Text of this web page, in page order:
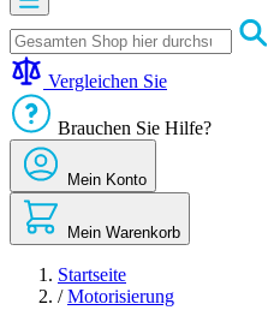
Bildtelefon
und
Türklingel
-
Energieeinsparung
Sicherheit
Komfort
im
Haus
Angebote
Vergleichen Sie
Brauchen Sie Hilfe?
Mein Konto
Mein Warenkorb
Startseite
/ Motorisierung